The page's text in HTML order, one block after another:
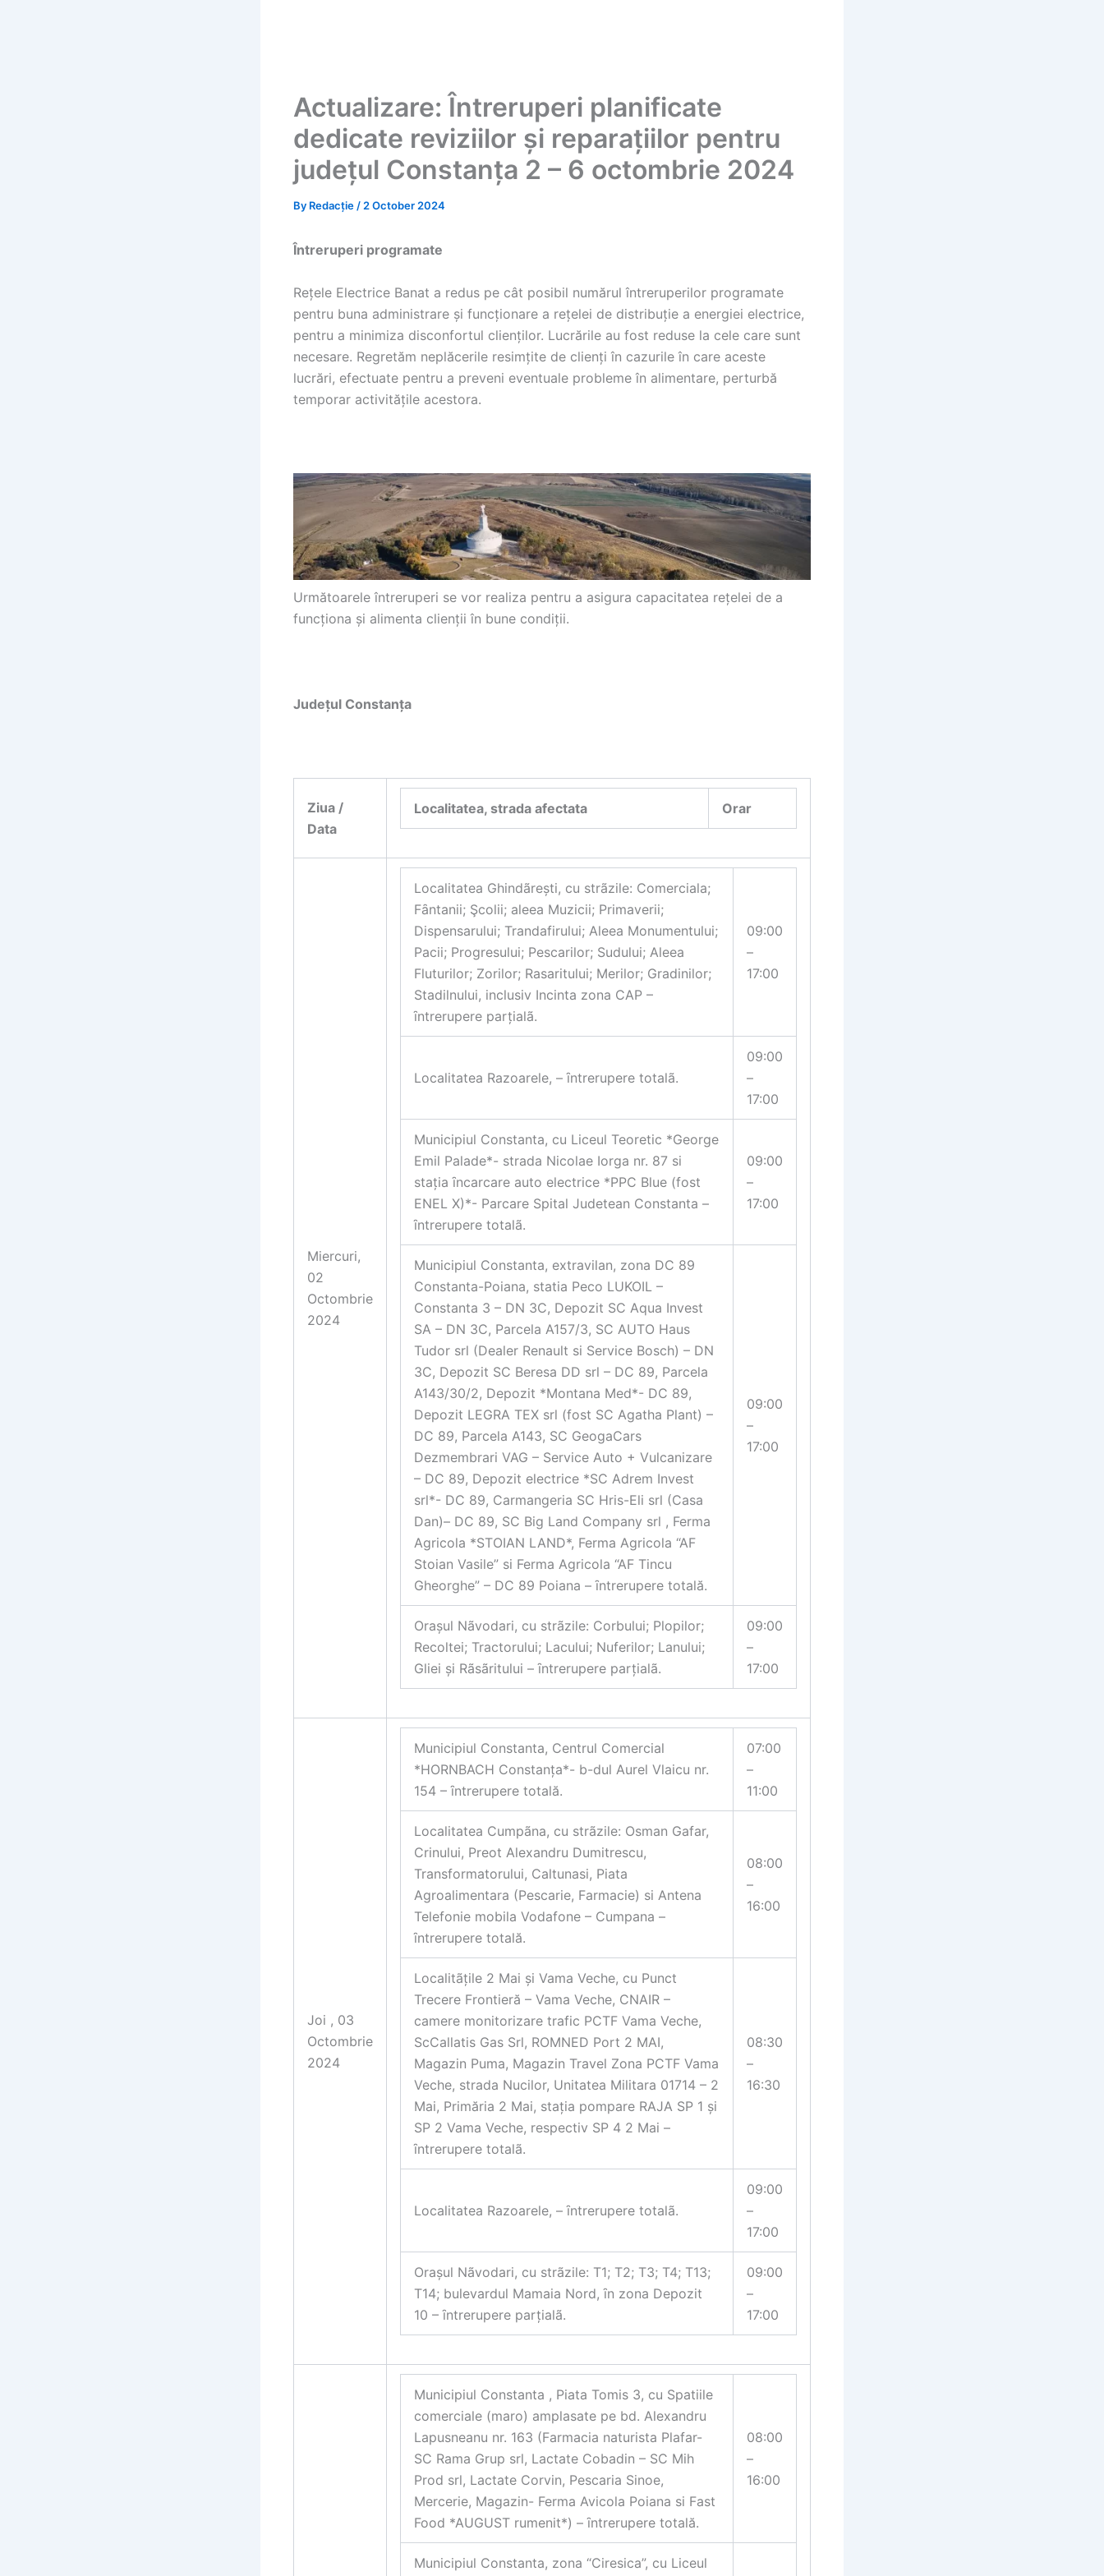
Actualizare: Întreruperi planificate
dedicate reviziilor și reparațiilor pentru
județul Constanța 2 – 6 octombrie 2024
By Redacție/2 October 2024
Întreruperi programate
Rețele Electrice Banat a redus pe cât posibil numărul întreruperilor programate
pentru buna administrare și funcționare a rețelei de distribuție a energiei electrice,
pentru a minimiza disconfortul clienților. Lucrările au fost reduse la cele care sunt
necesare. Regretăm neplăcerile resimțite de clienți în cazurile în care aceste
lucrări, efectuate pentru a preveni eventuale probleme în alimentare, perturbă
temporar activitățile acestora.
Următoarele întreruperi se vor realiza pentru a asigura capacitatea rețelei de a
funcționa și alimenta clienții în bune condiții.
Județul Constanța
Ziua /
Data
Localitatea, strada afectata Orar
Miercuri,
02
Octombrie
2024
Localitatea Ghindãrești, cu strãzile: Comerciala;
Fȃntanii; Şcolii; aleea Muzicii; Primaverii;
Dispensarului; Trandafirului; Aleea Monumentului;
Pacii; Progresului; Pescarilor; Sudului; Aleea
Fluturilor; Zorilor; Rasaritului; Merilor; Gradinilor;
Stadilnului, inclusiv Incinta zona CAP –
ȋntrerupere parțialã.
09:00
–
17:00
Localitatea Razoarele, – ȋntrerupere totalã.
09:00
–
17:00
Municipiul Constanta, cu Liceul Teoretic *George
Emil Palade*- strada Nicolae Iorga nr. 87 si
stația ȋncarcare auto electrice *PPC Blue (fost
ENEL X)*- Parcare Spital Judetean Constanta –
ȋntrerupere totalã.
09:00
–
17:00
Municipiul Constanta, extravilan, zona DC 89
Constanta-Poiana, statia Peco LUKOIL –
Constanta 3 – DN 3C, Depozit SC Aqua Invest
SA – DN 3C, Parcela A157/3, SC AUTO Haus
Tudor srl (Dealer Renault si Service Bosch) – DN
3C, Depozit SC Beresa DD srl – DC 89, Parcela
A143/30/2, Depozit *Montana Med*- DC 89,
Depozit LEGRA TEX srl (fost SC Agatha Plant) –
DC 89, Parcela A143, SC GeogaCars
Dezmembrari VAG – Service Auto + Vulcanizare
– DC 89, Depozit electrice *SC Adrem Invest
srl*- DC 89, Carmangeria SC Hris-Eli srl (Casa
Dan)– DC 89, SC Big Land Company srl , Ferma
Agricola *STOIAN LAND*, Ferma Agricola “AF
Stoian Vasile” si Ferma Agricola “AF Tincu
Gheorghe” – DC 89 Poiana – ȋntrerupere totală.
09:00
–
17:00
Orașul Nãvodari, cu strãzile: Corbului; Plopilor;
Recoltei; Tractorului; Lacului; Nuferilor; Lanului;
Gliei și Rãsãritului – ȋntrerupere parțialã.
09:00
–
17:00
Joi , 03
Octombrie
2024
Municipiul Constanta, Centrul Comercial
*HORNBACH Constanța*- b-dul Aurel Vlaicu nr.
154 – ȋntrerupere totală.
07:00
–
11:00
Localitatea Cumpãna, cu strãzile: Osman Gafar,
Crinului, Preot Alexandru Dumitrescu,
Transformatorului, Caltunasi, Piata
Agroalimentara (Pescarie, Farmacie) si Antena
Telefonie mobila Vodafone – Cumpana –
ȋntrerupere totală.
08:00
–
16:00
Localitãțile 2 Mai și Vama Veche, cu Punct
Trecere Frontieră – Vama Veche, CNAIR –
camere monitorizare trafic PCTF Vama Veche,
ScCallatis Gas Srl, ROMNED Port 2 MAI,
Magazin Puma, Magazin Travel Zona PCTF Vama
Veche, strada Nucilor, Unitatea Militara 01714 – 2
Mai, Primăria 2 Mai, stația pompare RAJA SP 1 și
SP 2 Vama Veche, respectiv SP 4 2 Mai –
ȋntrerupere totalã.
08:30
–
16:30
Localitatea Razoarele, – ȋntrerupere totalã.
09:00
–
17:00
Orașul Nãvodari, cu strãzile: T1; T2; T3; T4; T13;
T14; bulevardul Mamaia Nord, ȋn zona Depozit
10 – ȋntrerupere parțialã.
09:00
–
17:00
Municipiul Constanta , Piata Tomis 3, cu Spatiile
comerciale (maro) amplasate pe bd. Alexandru
Lapusneanu nr. 163 (Farmacia naturista Plafar-
SC Rama Grup srl, Lactate Cobadin – SC Mih
Prod srl, Lactate Corvin, Pescaria Sinoe,
Mercerie, Magazin- Ferma Avicola Poiana si Fast
Food *AUGUST rumenit*) – ȋntrerupere totală.
08:00
–
16:00
Municipiul Constanta, zona “Ciresica”, cu Liceul